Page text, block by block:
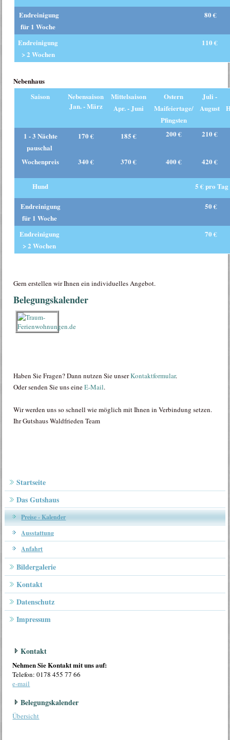
Endreinigung
für 1 Woche
80 €
Endreinigung
> 2 Wochen
110 €
Nebenhaus
Saison
Nebensaison
Jan. - März
Mittelsaison
Apr. - Juni
Ostern
Maifeiertage/
Pfingsten
Juli -
August
1 - 3 Nächte
pauschal
170 € 185 € 200 € 210 €
Wochenpreis 340 € 370 € 400 € 420 €
Hund 5 € pro Tag
Endreinigung
für 1 Woche
50 €
Endreinigung
> 2 Wochen
70 €
Gern erstellen wir Ihnen ein individuelles Angebot.
Belegungskalender
Haben Sie Fragen? Dann nutzen Sie unserKontaktformular.
Oder senden Sie uns eineE-Mail.
Wir werden uns so schnell wie möglich mit Ihnen in Verbindung setzen.
Ihr Gutshaus Waldfrieden Team
Startseite
Das Gutshaus
Preise - Kalender
Ausstattung
Anfahrt
Bildergalerie
Kontakt
Datenschutz
Impressum
Kontakt
Nehmen Sie Kontakt mit uns auf:
Telefon: 0178 455 77 66
e-mail
Belegungskalender
Übersicht